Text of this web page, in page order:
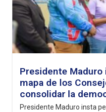
Presidente
mapa de los
consolidar la
Presidente Maduro insta